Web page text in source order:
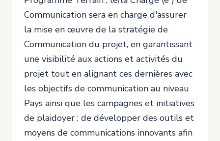
Communication sera en charge d'assurer
la mise en œuvre de la stratégie de
Communication du projet, en garantissant
une visibilité aux actions et activités du
projet tout en alignant ces dernières avec
les objectifs de communication au niveau
Pays ainsi que les campagnes et initiatives
de plaidoyer ; de développer des outils et
moyens de communications innovants afin